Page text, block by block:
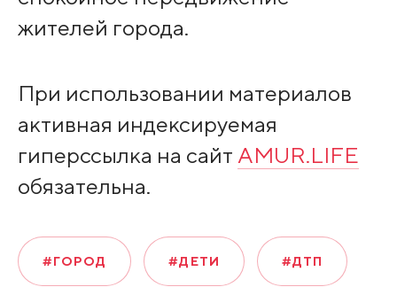
жителей города.
При использовании материалов
активная индексируемая
гиперссылка на сайт AMUR.LIFE
обязательна.
#ГОРОД #ДЕТИ #ДТП